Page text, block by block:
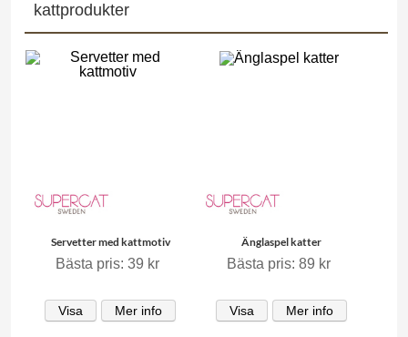
kattprodukter
Servetter med kattmotiv
Bästa pris: 39 kr
Visa Mer info
Änglaspel katter
Bästa pris: 89 kr
Visa Mer info